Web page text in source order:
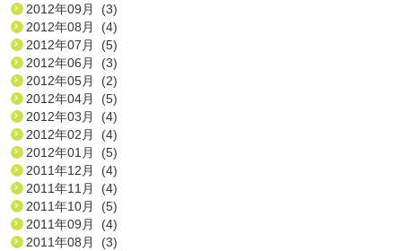
2012年09月 (3)
2012年08月 (4)
2012年07月 (5)
2012年06月 (3)
2012年05月 (2)
2012年04月 (5)
2012年03月 (4)
2012年02月 (4)
2012年01月 (5)
2011年12月 (4)
2011年11月 (4)
2011年10月 (5)
2011年09月 (4)
2011年08月 (3)